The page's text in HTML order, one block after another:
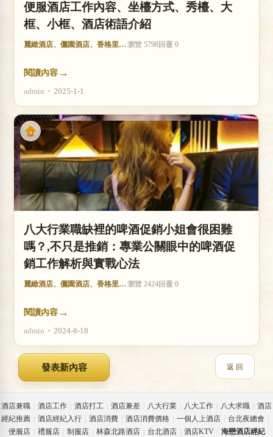
便服酒店工作內容、坐檯方式、秀檯、大
框、小框、酒店術語介紹
麗緻酒店、儷園酒店、香格里拉酒店 瀏覽 5798回覆 0
閱讀內容 →
admin • 2025-1-1
八大行業職缺裡的啤酒促銷小姐會很困難
嗎？,不只是推銷：專業公關眼中的啤酒促
銷工作解析與實戰心法
麗緻酒店、儷園酒店、香格里拉酒店 瀏覽 2424回覆 0
閱讀內容 →
admin • 2024-8-18
返 回
酒店兼職 酒店工作 酒店打工 酒店兼差 八大行業 八大工作 八大求職
酒店
經紀推薦
酒店經紀入行 酒店消費 酒店消費價格 一個人上酒店 台北夜總會
便服店
禮服店 制服店 林森北路酒店 台北酒店 酒店KTV 海戀酒店經紀